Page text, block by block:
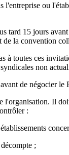
l'entreprise ou
tard 15 jours
la convention
à toutes ces
non
de négocier le
l'organisation. Il
:
;